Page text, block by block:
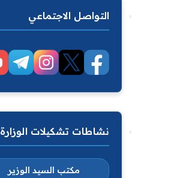
التواصل الاجتماعي
نشاطات تشكيلات الوزارة
مكتب السيد الوزير